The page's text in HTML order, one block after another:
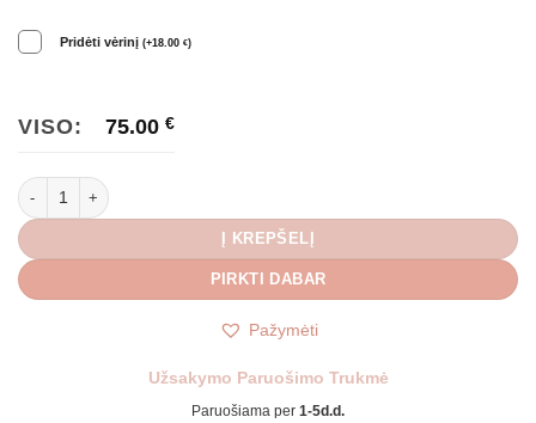
Pridėti vėrinį (+18.00 €)
VISO: 75.00 €
produkto kiekis: Prabangūs auskarai ALISA
Į KREPŠELĮ
PIRKTI DABAR
Pažymėti
Užsakymo Paruošimo Trukmė
Paruošiama per 1-5d.d.